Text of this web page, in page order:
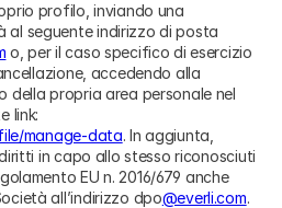
profilo, inviando una
al seguente indirizzo di posta
o, per il caso specifico di esercizio
accedendo alla
della propria area personale nel
link:
manage-data. In aggiunta,
in capo allo stesso riconosciuti
EU n. 2016/679 anche
all’indirizzo dpo@everli.com.